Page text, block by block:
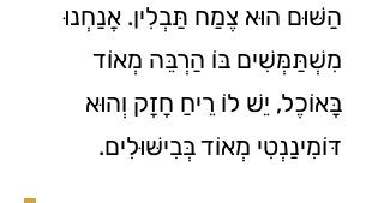
הַשּׁוּם הוּא צֶמַח תַּבְלִין. אֲנַחְנוּ
מִשְׁתַּמְּשִׁים בּוֹ הַרְבֵּה מְאוֹד
בָּאוֹכֶל, יֵשׁ לוֹ רֵיחַ חָזָק וְהוּא
דּוֹמִינַנְטִי מְאוֹד בְּבִישּׁוּלִים.